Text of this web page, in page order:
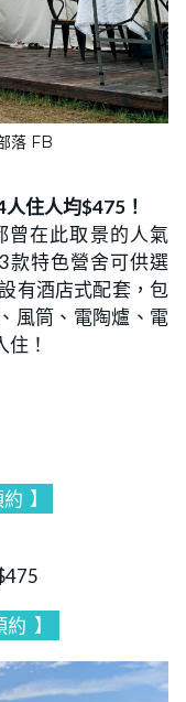
落 FB
住人均$475！
曾在此取景的人氣
特色營舍可供選
有酒店式配套，包
風筒、電陶爐、電
！
】
約 】